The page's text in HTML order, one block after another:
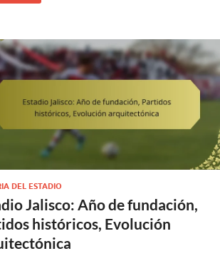
DEL ESTADIO
Jalisco: Año de fundación,
históricos, Evolución